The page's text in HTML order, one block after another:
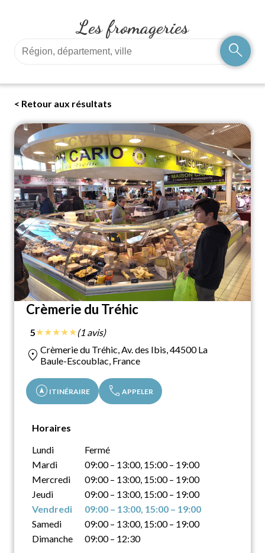
Les fromageries
search
< Retour aux résultats
Crèmerie du Tréhic
5★★★★★(1 avis)
location_on Crèmerie du Tréhic, Av. des Ibis, 44500 La
Baule-Escoublac, France
assistant_navigation ITINÉRAIRE call APPELER
Horaires
Lundi
Fermé
Mardi
09:00 – 13:00, 15:00 – 19:00
Mercredi
09:00 – 13:00, 15:00 – 19:00
Jeudi
09:00 – 13:00, 15:00 – 19:00
Vendredi
09:00 – 13:00, 15:00 – 19:00
Samedi
09:00 – 13:00, 15:00 – 19:00
Dimanche
09:00 – 12:30